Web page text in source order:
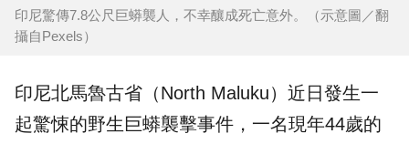
印尼驚傳7.8公尺巨蟒襲人，不幸釀成死亡意外。（示意圖／翻
攝自Pexels）
印尼北馬魯古省（North Maluku）近日發生一
起驚悚的野生巨蟒襲擊事件，一名現年44歲的